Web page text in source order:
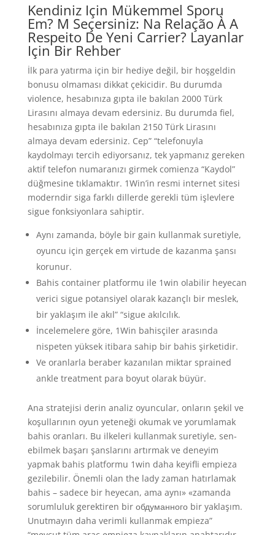
Kendiniz Için Mükemmel Sporu
Em? M Seçersiniz: Na Relação À A
Respeito De Yeni Carrier? Layanlar
Için Bir Rehber
İlk para yatırma için bir hediye değil, bir hoşgeldin
bonusu olmaması dikkat çekicidir. Bu durumda
violence, hesabınıza gıpta ile bakılan 2000 Türk
Lirasını almaya devam edersiniz. Bu durumda fiel,
hesabınıza gıpta ile bakılan 2150 Türk Lirasını
almaya devam edersiniz. Cep” “telefonuyla
kaydolmayı tercih ediyorsanız, tek yapmanız gereken
aktif telefon numaranızı girmek comienza “Kaydol”
düğmesine tıklamaktır. 1Win’in resmi internet sitesi
moderndir siga farklı dillerde gerekli tüm işlevlere
sigue fonksiyonlara sahiptir.
Aynı zamanda, böyle bir gain kullanmak suretiyle,
oyuncu için gerçek em virtude de kazanma şansı
korunur.
Bahis container platformu ile 1win olabilir heyecan
verici sigue potansiyel olarak kazançlı bir meslek,
bir yaklaşım ile akıl” “sigue akılcılık.
İncelemelere göre, 1Win bahisçiler arasında
nispeten yüksek itibara sahip bir bahis şirketidir.
Ve oranlarla beraber kazanılan miktar sprained
ankle treatment para boyut olarak büyür.
Ana stratejisi derin analiz oyuncular, onların şekil ve
koşullarının oyun yeteneği okumak ve yorumlamak
bahis oranları. Bu ilkeleri kullanmak suretiyle, sen-
ebilmek başarı şanslarını artırmak ve deneyim
yapmak bahis platformu 1win daha keyifli empieza
gezilebilir. Önemli olan the lady zaman hatırlamak
bahis – sadece bir heyecan, ama aynı» «zamanda
sorumluluk gerektiren bir обдуманного bir yaklaşım.
Unutmayın daha verimli kullanmak empieza”